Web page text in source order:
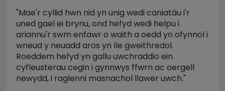
"Mae'r cyllid hwn nid yn unig wedi caniatáu i'r
uned gael ei brynu, ond hefyd wedi helpu i
ariannu'r swm enfawr o waith a oedd yn ofynnol i
wneud y neuadd aros yn lle gweithredol.
Roeddem hefyd yn gallu uwchraddio ein
cyfleusterau cegin i gynnwys ffwrn ac oergell
newydd, i raglenni masnachol llawer uwch."